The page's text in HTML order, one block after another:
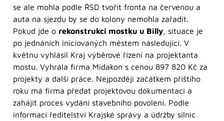
se ale mohla podle ŘSD tvořit fronta na červenou a
auta na sjezdu by se do kolony nemohla zařadit.
Pokud jde o rekonstrukci mostku u Billy, situace je
po jednáních iniciovaných městem následující. V
květnu vyhlásil Kraj výběrové řízení na projektanta
mostu. Vyhrála firma Midakon s cenou 897 820 Kč za
projekty a další práce. Nejpozději začátkem příštího
roku má firma předat projektovou dokumentaci a
zahájit proces vydání stavebního povolení. Podle
informací ředitelství Krajské správy a údržby silnic